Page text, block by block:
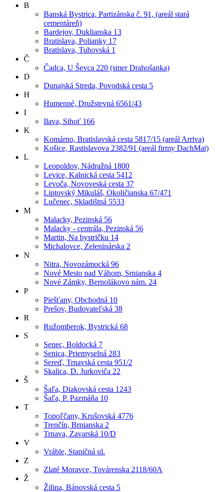
B
Banská Bystrica, Partizánska č. 91, (areál stará
cementáreň)
Bardejov, Duklianska 13
Bratislava, Polianky 17
Bratislava, Tuhovská 1
Č
Čadca, U Ševca 220 (smer Drahošanka)
D
Dunajská Streda, Povodská cesta 5
H
Humenné, Družstevná 6561/43
I
Ilava, Sihoť 166
K
Komárno, Bratislavská cesta 5817/15 (areál Arriva)
Košice, Rastislavova 2382/91 (areál firmy DachMat)
L
Leopoldov, Nádražná 1800
Levice, Kalnická cesta 5412
Levoča, Novoveská cesta 37
Liptovský Mikuláš, Okoličianska 67/471
Lučenec, Skladištná 5533
M
Malacky, Pezinská 56
Malacky - centrála, Pezinská 56
Martin, Na bystričku 14
Michalovce, Zeleninárska 2
N
Nitra, Novozámocká 96
Nové Mesto nad Váhom, Srnianska 4
Nové Zámky, Bernolákovo nám. 24
P
Piešťany, Obchodná 10
Prešov, Budovateľská 38
R
Ružomberok, Bystrická 68
S
Senec, Boldocká 7
Senica, Priemyselná 283
Sereď, Trnavská cesta 951/2
Skalica, D. Jurkoviča 22
Š
Šaľa, Diakovská cesta 1243
Šaľa, P. Pazmáňa 10
T
Topoľčany, Krušovská 4776
Trenčín, Brnianska 2
Trnava, Zavarská 10/D
V
Vráble, Staničná ul.
Z
Zlaté Moravce, Továrenska 2118/60A
Ž
Žilina, Bánovská cesta 5